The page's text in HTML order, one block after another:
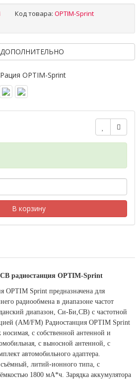
Код товара: OPTIM-Sprint
ДОПОЛНИТЕЛЬНО
В корзину
радиостанция OPTIM-Sprint
OPTIM Sprint предназначена для
радиообмена в диапазоне частот
диапазон, Си-Би,CB) с частотной
(AM/FM) Радиостанция OPTIM Sprint
носимая, с собственной антенной и
с выносной антенной, с
автомобильного адаптера.
литий-ионного типа, с
1800 мА*ч. Зарядка аккумулятора